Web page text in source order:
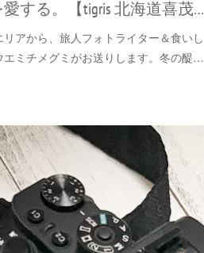
する。【tigris 北海道喜茂…
アから、旅人フォトライター＆食いし
エミチメグミがお送りします。冬の醍…